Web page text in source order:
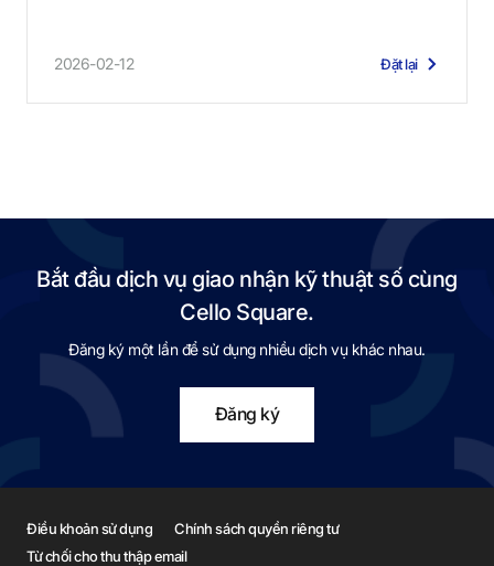
2026-02-12 Đặt lại
Bắt đầu dịch vụ giao nhận kỹ thuật số cùng
Cello Square.
Đăng ký một lần để sử dụng nhiều dịch vụ khác nhau.
Đăng ký
Điều khoản sử dụng
Chính sách quyền riêng tư
Từ chối cho thu thập email